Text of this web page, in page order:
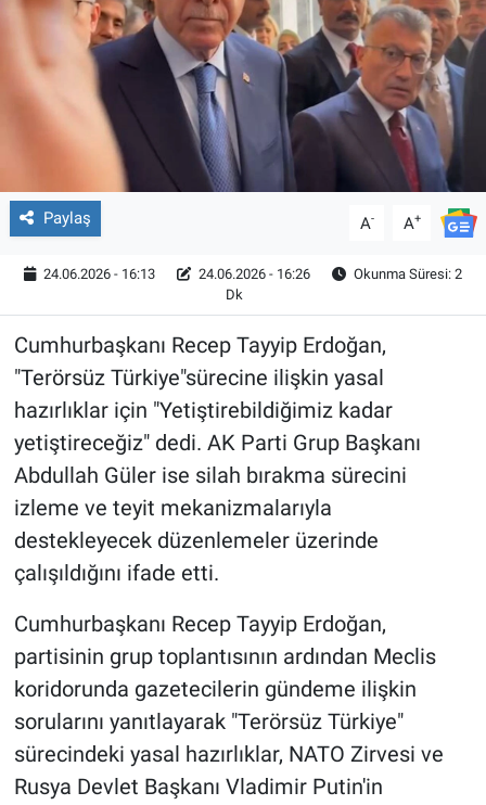
Paylaş A- A+
24.06.2026 - 16:13 24.06.2026 - 16:26
Okunma Süresi: 2
Dk
Cumhurbaşkanı Recep Tayyip Erdoğan,
"Terörsüz Türkiye"sürecine ilişkin yasal
hazırlıklar için "Yetiştirebildiğimiz kadar
yetiştireceğiz" dedi. AK Parti Grup Başkanı
Abdullah Güler ise silah bırakma sürecini
izleme ve teyit mekanizmalarıyla
destekleyecek düzenlemeler üzerinde
çalışıldığını ifade etti.
Cumhurbaşkanı Recep Tayyip Erdoğan,
partisinin grup toplantısının ardından Meclis
koridorunda gazetecilerin gündeme ilişkin
sorularını yanıtlayarak "Terörsüz Türkiye"
sürecindeki yasal hazırlıklar, NATO Zirvesi ve
Rusya Devlet Başkanı Vladimir Putin'in